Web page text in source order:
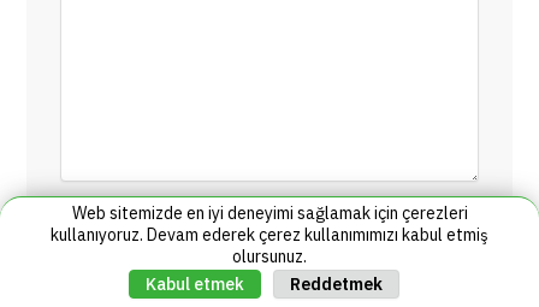
İsim* E-posta*
Web sitemizde en iyi deneyimi sağlamak için çerezleri
kullanıyoruz. Devam ederek çerez kullanımımızı kabul etmiş
olursunuz.
Kabul etmek
Reddetmek